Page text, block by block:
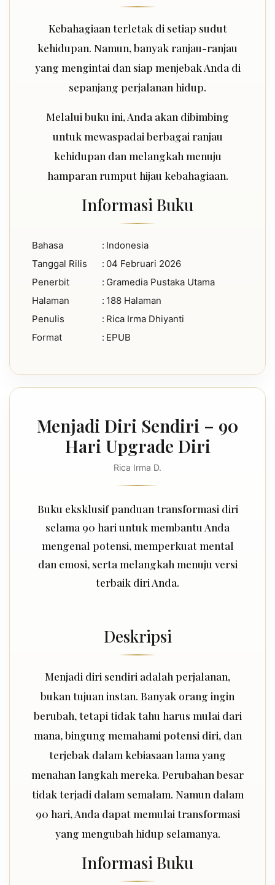
Kebahagiaan terletak di setiap sudut
kehidupan. Namun, banyak ranjau-ranjau
yang mengintai dan siap menjebak Anda di
sepanjang perjalanan hidup.
Melalui buku ini, Anda akan dibimbing
untuk mewaspadai berbagai ranjau
kehidupan dan melangkah menuju
hamparan rumput hijau kebahagiaan.
Informasi Buku
Bahasa : Indonesia
Tanggal Rilis
: 04 Februari 2026
Penerbit
: Gramedia Pustaka Utama
Halaman
: 188 Halaman
Penulis
: Rica Irma Dhiyanti
Format
: EPUB
Menjadi Diri Sendiri – 90
Hari Upgrade Diri
Rica Irma D.
Buku eksklusif panduan transformasi diri
selama 90 hari untuk membantu Anda
mengenal potensi, memperkuat mental
dan emosi, serta melangkah menuju versi
terbaik diri Anda.
Deskripsi
Menjadi diri sendiri adalah perjalanan,
bukan tujuan instan. Banyak orang ingin
berubah, tetapi tidak tahu harus mulai dari
mana, bingung memahami potensi diri, dan
terjebak dalam kebiasaan lama yang
menahan langkah mereka. Perubahan besar
tidak terjadi dalam semalam. Namun dalam
90 hari, Anda dapat memulai transformasi
yang mengubah hidup selamanya.
Informasi Buku